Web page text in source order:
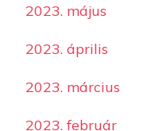
2023. május
2023. április
2023. március
2023. február